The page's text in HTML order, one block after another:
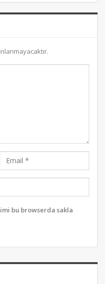
bu browserda sakla